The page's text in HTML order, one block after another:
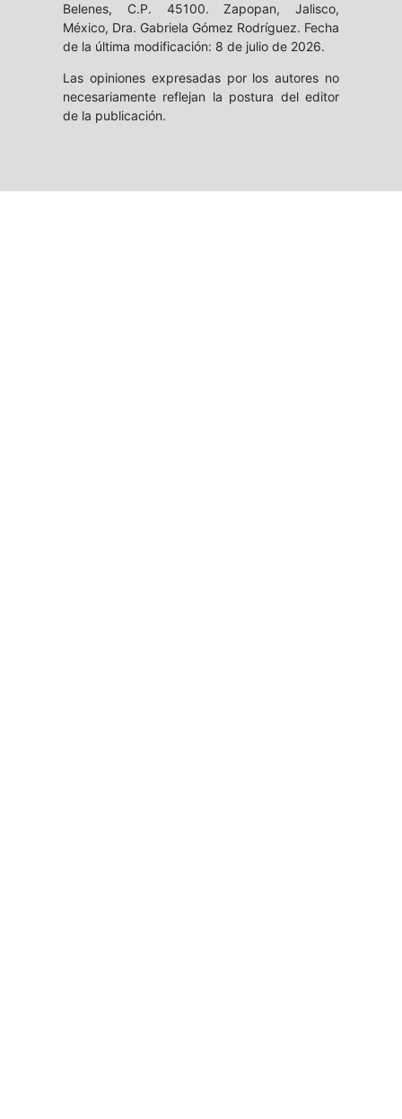
Belenes, C.P. 45100. Zapopan, Jalisco,
México, Dra. Gabriela Gómez Rodríguez. Fecha
de la última modificación: 8 de julio de 2026.
Las opiniones expresadas por los autores no
necesariamente reflejan la postura del editor
de la publicación.